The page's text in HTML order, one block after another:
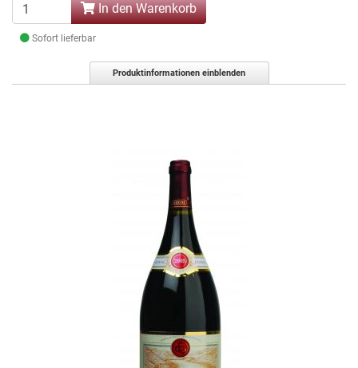
In den Warenkorb
Sofort lieferbar
Produktinformationen einblenden